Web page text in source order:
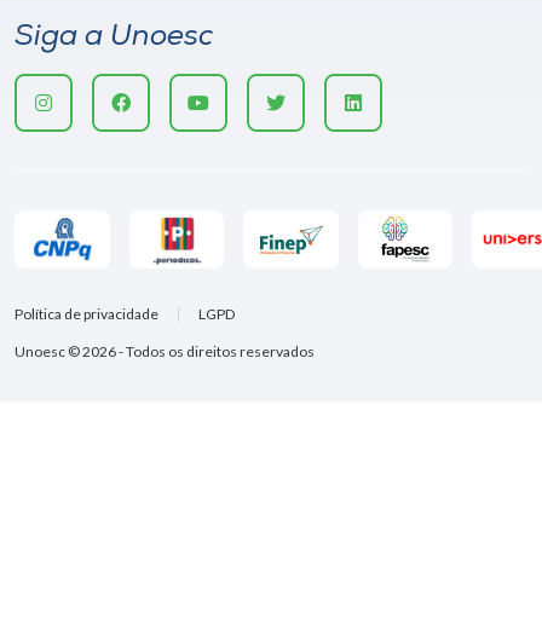
Siga a Unoesc
Unoesc © 2026 - Todos os direitos reservados
Política de privacidade LGPD